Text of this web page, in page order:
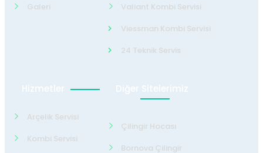
Galeri
Valiant Kombi Servisi
Viessman Kombi Servisi
24 Teknik Servis
Hizmetler
Arçelik Servisi
Kombi Servisi
Diğer Sitelerimiz
Çilingir Hocası
Bornova Çilingir